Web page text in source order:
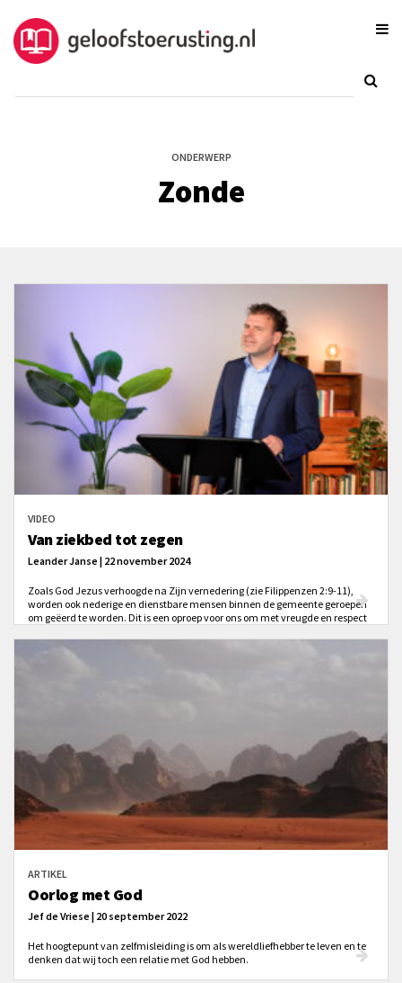
ONDERWERP
Zonde
VIDEO
Van ziekbed tot zegen
Leander Janse | 22 november 2024
Zoals God Jezus verhoogde na Zijn vernedering (zie Filippenzen 2:9-11),
worden ook nederige en dienstbare mensen binnen de gemeente geroepen
om geëerd te worden. Dit is een oproep voor ons om met vreugde en respect
ARTIKEL
Oorlog met God
Jef de Vriese | 20 september 2022
Het hoogtepunt van zelfmisleiding is om als wereldliefhebber te leven en te
denken dat wij toch een relatie met God hebben.